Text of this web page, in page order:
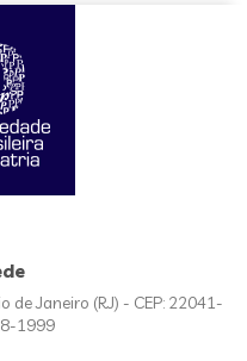
de Janeiro (RJ) - CEP: 22041-
1999